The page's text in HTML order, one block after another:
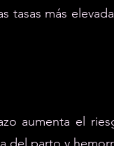
tasas más
aumenta el